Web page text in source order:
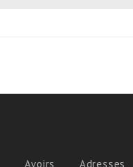
Avoirs Adresses